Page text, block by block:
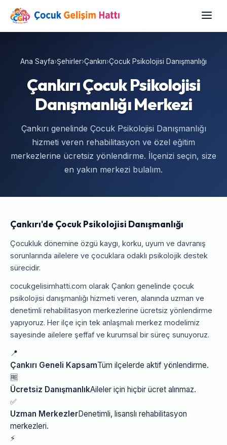
Ana Sayfa›Şehirler›Çankırı›Çocuk Psikolojisi Danışmanlığı
Çankırı Çocuk Psikolojisi
Danışmanlığı Merkezi
Çankırı genelinde Çocuk Psikolojisi Danışmanlığı
hizmeti veren rehabilitasyon ve özel eğitim
merkezlerine ücretsiz yönlendirme. İlçenizi seçin, size
en yakın merkezi bulalım.
Çankırı'de Çocuk Psikolojisi Danışmanlığı
Çocukluk dönemine özgü kaygı, korku, uyum ve davranış
sorunlarında ailelere ve çocuklara odaklı psikolojik destek
sürecidir.
cocukgelisimhatti.com olarak Çankırı genelinde çocuk
psikolojisi danışmanlığı hizmeti veren, alanında uzman ve
denetimli rehabilitasyon merkezlerine ücretsiz yönlendirme
yapıyoruz. Her ilçe için tek anlaşmalı merkez modelimiz
sayesinde ailelere şeffaf ve kurumsal bir süreç sunuyoruz.
📍
Çankırı Geneli KapsamTüm ilçelerde aktif yönlendirme.
🆓
Ücretsiz DanışmanlıkAileler için hiçbir ücret alınmaz.
✅
Uzman MerkezlerDenetimli, lisanslı rehabilitasyon
merkezleri.
⚡